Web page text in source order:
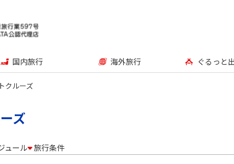
国内旅行 海外旅行 ぐるっと
クルーズ
ズ
ュール 旅行条件